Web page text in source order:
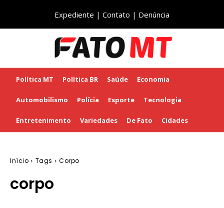
Expediente | Contato | Denúncia
Política MT Política BR Saúde Economia
Automobilismo Polícia Esporte Tecnologia
Entretenimento Variedades De Fato Cidades
Início Tags Corpo
corpo